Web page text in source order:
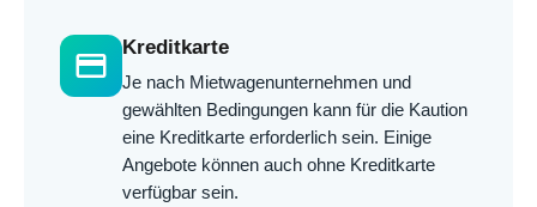
credit_card
Kreditkarte
Je nach Mietwagenunternehmen und
gewählten Bedingungen kann für die Kaution
eine Kreditkarte erforderlich sein. Einige
Angebote können auch ohne Kreditkarte
verfügbar sein.